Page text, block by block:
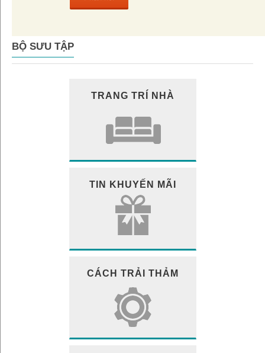
BỘ SƯU TẬP
TRANG TRÍ NHÀ
TIN KHUYẾN MÃI
CÁCH TRẢI THẢM